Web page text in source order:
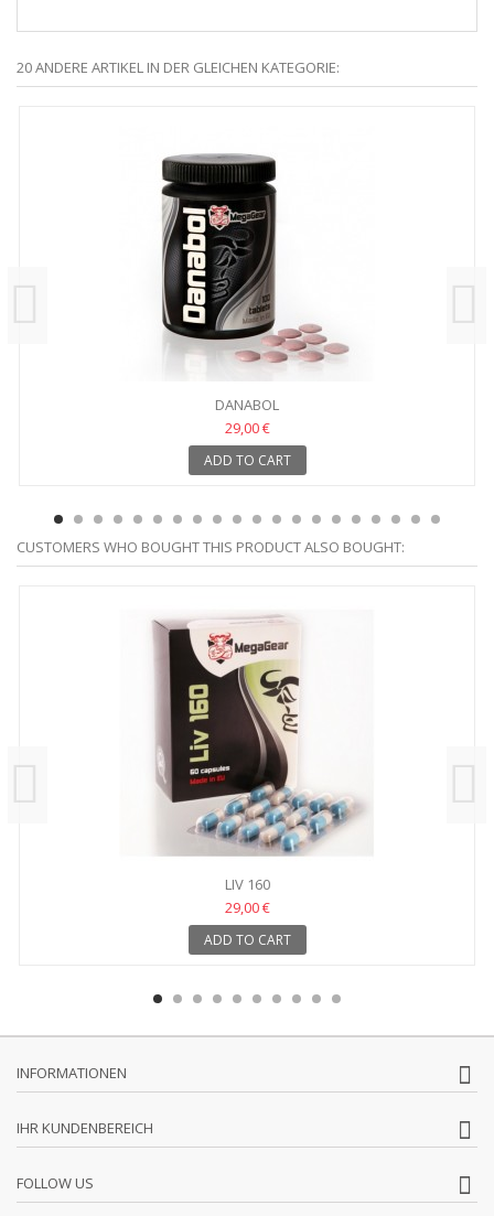
20 ANDERE ARTIKEL IN DER GLEICHEN KATEGORIE:
DANABOL
29,00 €
ADD TO CART
CUSTOMERS WHO BOUGHT THIS PRODUCT ALSO BOUGHT:
LIV 160
29,00 €
ADD TO CART
INFORMATIONEN
IHR KUNDENBEREICH
FOLLOW US